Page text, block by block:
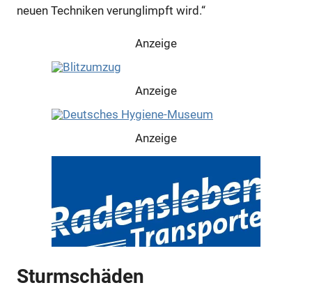
neuen Techniken verunglimpft wird.“
Anzeige
Anzeige
Anzeige
Sturmschäden